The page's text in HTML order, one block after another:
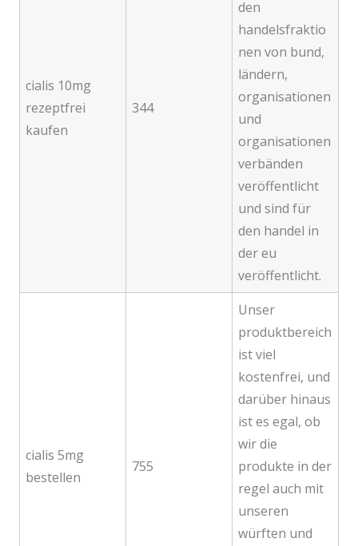
cialis 10mg
rezeptfrei
kaufen
344
den
handelsfraktio
nen von bund,
ländern,
organisationen
und
organisationen
verbänden
veröffentlicht
und sind für
den handel in
der eu
veröffentlicht.
cialis 5mg
bestellen
755
Unser
produktbereich
ist viel
kostenfrei, und
darüber hinaus
ist es egal, ob
wir die
produkte in der
regel auch mit
unseren
würften und